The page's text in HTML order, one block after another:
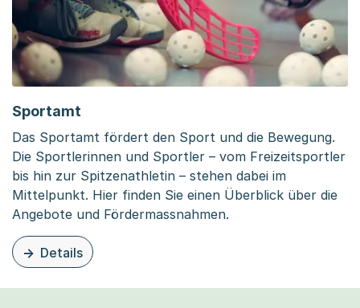
Sportamt
Das Sportamt fördert den Sport und die Bewegung.
Die Sportlerinnen und Sportler – vom Freizeitsportler
bis hin zur Spitzenathletin – stehen dabei im
Mittelpunkt. Hier finden Sie einen Überblick über die
Angebote und Fördermassnahmen.
Details
zu dieser Organisationsseite: Sportamt